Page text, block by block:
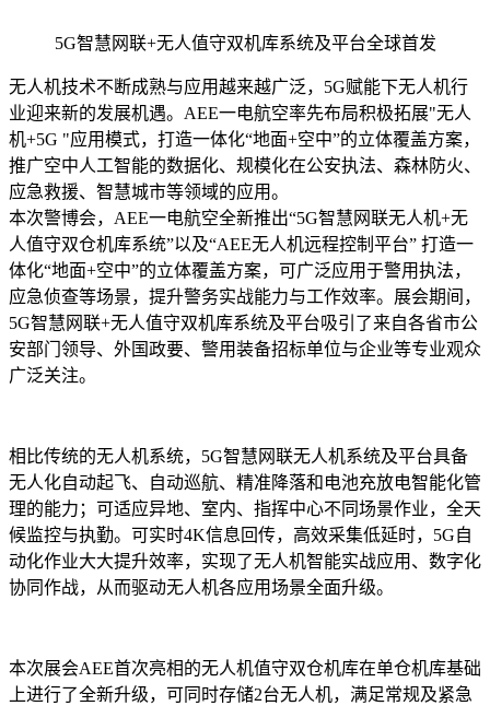
5G智慧网联+无人值守双机库系统及平台全球首发
无人机技术不断成熟与应用越来越广泛，5G赋能下无人机行
业迎来新的发展机遇。AEE一电航空率先布局积极拓展"无人
机+5G "应用模式，打造一体化“地面+空中”的立体覆盖方案，
推广空中人工智能的数据化、规模化在公安执法、森林防火、
应急救援、智慧城市等领域的应用。
本次警博会，AEE一电航空全新推出“5G智慧网联无人机+无
人值守双仓机库系统”以及“AEE无人机远程控制平台” 打造一
体化“地面+空中”的立体覆盖方案，可广泛应用于警用执法，
应急侦查等场景，提升警务实战能力与工作效率。展会期间，
5G智慧网联+无人值守双机库系统及平台吸引了来自各省市公
安部门领导、外国政要、警用装备招标单位与企业等专业观众
广泛关注。
相比传统的无人机系统，5G智慧网联无人机系统及平台具备
无人化自动起飞、自动巡航、精准降落和电池充放电智能化管
理的能力；可适应异地、室内、指挥中心不同场景作业，全天
候监控与执勤。可实时4K信息回传，高效采集低延时，5G自
动化作业大大提升效率，实现了无人机智能实战应用、数字化
协同作战，从而驱动无人机各应用场景全面升级。
本次展会AEE首次亮相的无人机值守双仓机库在单仓机库基础
上进行了全新升级，可同时存储2台无人机，满足常规及紧急